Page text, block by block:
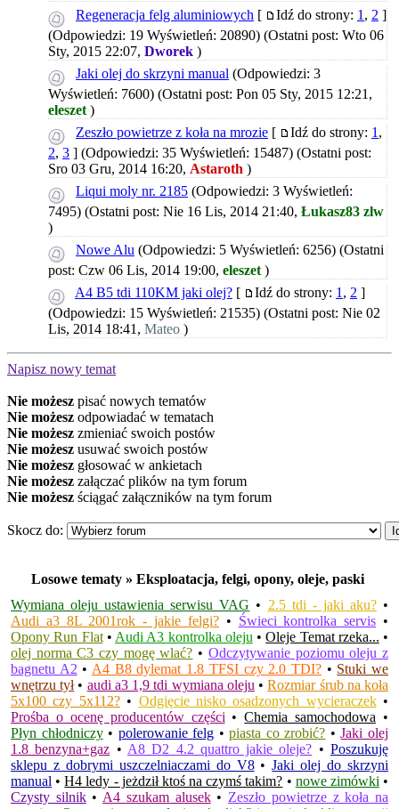
Regeneracja felg aluminiowych [ Idź do strony: 1 , 2 ]
(Odpowiedzi: 19 Wyświetleń: 20890) (Ostatni post: Wto 06
Sty, 2015 22:07, Dworek )
Jaki olej do skrzyni manual (Odpowiedzi: 3
Wyświetleń: 7600) (Ostatni post: Pon 05 Sty, 2015 12:21,
eleszet )
Zeszło powietrze z koła na mrozie [ Idź do strony: 1 ,
2, 3 ] (Odpowiedzi: 35 Wyświetleń: 15487) (Ostatni post:
Sro 03 Gru, 2014 16:20, Astaroth )
Liqui moly nr. 2185 (Odpowiedzi: 3 Wyświetleń:
7495) (Ostatni post: Nie 16 Lis, 2014 21:40, Łukasz83 zlw
)
Nowe Alu (Odpowiedzi: 5 Wyświetleń: 6256) (Ostatni
post: Czw 06 Lis, 2014 19:00, eleszet )
A4 B5 tdi 110KM jaki olej? [ Idź do strony: 1 , 2 ]
(Odpowiedzi: 15 Wyświetleń: 21535) (Ostatni post: Nie 02
Lis, 2014 18:41, Mateo )
Napisz nowy temat
Nie możesz pisać nowych tematów
Nie możesz odpowiadać w tematach
Nie możesz zmieniać swoich postów
Nie możesz usuwać swoich postów
Nie możesz głosować w ankietach
Nie możesz załączać plików na tym forum
Nie możesz ściągać załączników na tym forum
Skocz do:
Losowe tematy » Eksploatacja, felgi, opony, oleje, paski
Wymiana oleju ustawienia serwisu VAG • 2.5 tdi - jaki aku?•
Audi a3 8L 2001rok - jakie felgi?• Świeci kontrolka servis •
Opony Run Flat• Audi A3 kontrolka oleju •Oleje Temat rzeka... •
olej norma C3 czy mogę wlać? • Odczytywanie poziomu oleju z
bagnetu A2 • A4 B8 dylemat 1.8 TFSI czy 2.0 TDI?• Stuki we
wnętrzu tył• audi a3 1,9 tdi wymiana oleju •Rozmiar śrub na koła
5x100 czy 5x112?• Odgięcie nisko osadzonych wycieraczek•
Prośba o ocenę producentów części •Chemia samochodowa •
Płyn chłodniczy• polerowanie felg •piasta co zrobić? •Jaki olej
1.8 benzyna+gaz • A8 D2 4.2 quattro jakie oleje? •Poszukuję
sklepu z dobrymi uszczelniaczami do V8•Jaki olej do skrzyni
manual •H4 ledy - jeżdził ktoś na czymś takim? • nowe zimówki •
Czysty silnik• A4 szukam alusek• Zeszło powietrze z koła na